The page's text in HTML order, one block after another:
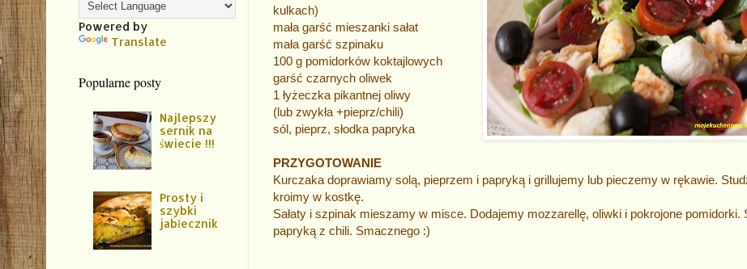
kulkach)
mała garść mieszanki sałat
mała garść szpinaku
100 g pomidorków koktajlowych
garść czarnych oliwek
1 łyżeczka pikantnej oliwy
(lub zwykła +pieprz/chili)
sól, pieprz, słodka papryka
PRZYGOTOWANIE
Kurczaka doprawiamy solą, pieprzem i papryką i grillujemy lub pieczemy w rękawie.
kroimy w kostkę.
Sałaty i szpinak mieszamy w misce. Dodajemy mozzarellę, oliwki i pokrojone pomidorki.
papryką z chili. Smacznego :)
Powered by
Translate
Popularne posty
Najlepszy
sernik na
świecie !!!
Prosty i
szybki
jabłecznik